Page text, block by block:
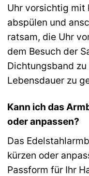
Uhr vorsichtig mit
abspülen und
ratsam, die Uhr
dem Besuch der
Dichtungsband
Lebensdauer zu
Kann ich das
oder anpassen?
Das
kürzen oder
Passform für Ihr